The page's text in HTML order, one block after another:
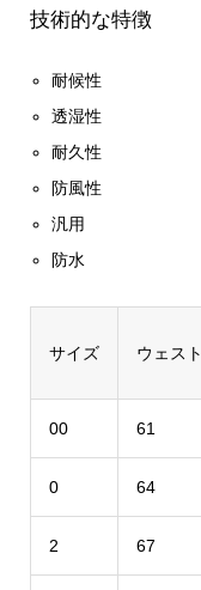
技術的な特徴
耐候性
透湿性
耐久性
防風性
汎用
防水
サイズ ウェスト
00 61
0 64
2 67